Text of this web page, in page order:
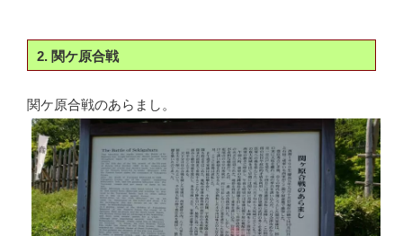
2. 関ケ原合戦
関ケ原合戦のあらまし。